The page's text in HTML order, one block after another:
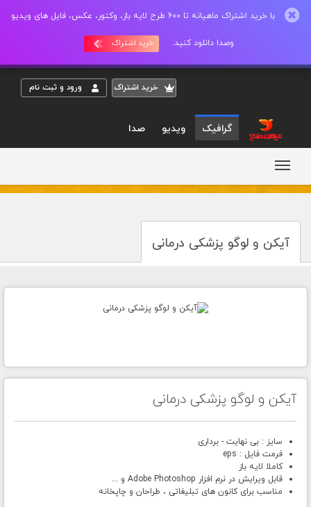
با خرید اشتراک ماهیانه تا 600 طرح لایه باز، وکتور، عکس، فایل های ویدیو
وصدا دانلود کنید. خرید اشتراک
خريد اشتراک ورود و ثبت نام
گرافیک ویدیو صدا
آیکن و لوگو پزشکی درمانی
آیکن و لوگو پزشکی درمانی
سایز : بی نهایت - برداری
فرمت فایل : eps
کاملا لایه باز
قابل ویرایش در نرم افزار Adobe Photoshop و ...
مناسب برای کانون های تبلیغاتی ، طراحان و چاپخانه